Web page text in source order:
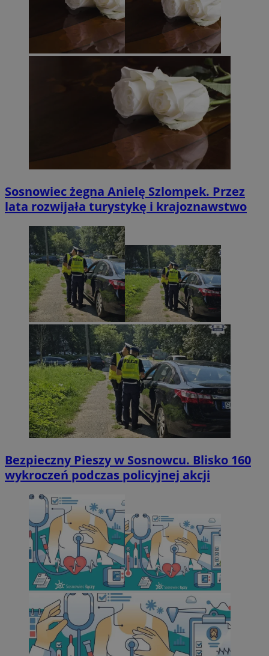
Sosnowiec żegna Anielę Szlompek. Przez
lata rozwijała turystykę i krajoznawstwo
Bezpieczny Pieszy w Sosnowcu. Blisko 160
wykroczeń podczas policyjnej akcji